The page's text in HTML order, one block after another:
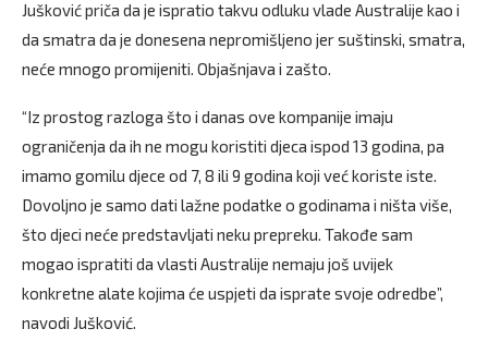
Jušković priča da je ispratio takvu odluku vlade Australije kao i
da smatra da je donesena nepromišljeno jer suštinski, smatra,
neće mnogo promijeniti. Objašnjava i zašto.
“Iz prostog razloga što i danas ove kompanije imaju
ograničenja da ih ne mogu koristiti djeca ispod 13 godina, pa
imamo gomilu djece od 7, 8 ili 9 godina koji već koriste iste.
Dovoljno je samo dati lažne podatke o godinama i ništa više,
što djeci neće predstavljati neku prepreku. Takođe sam
mogao ispratiti da vlasti Australije nemaju još uvijek
konkretne alate kojima će uspjeti da isprate svoje odredbe”,
navodi Jušković.